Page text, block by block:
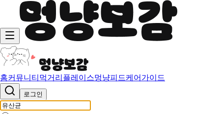
홈커뮤니티 먹거리 플레이스멍냥피드케어가이드
로그인